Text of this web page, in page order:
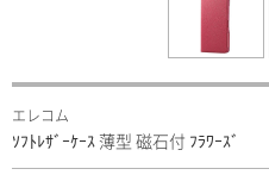
エレコム
ｿﾌﾄﾚｻﾞｰｹｰｽ 薄型 磁石付 ﾌﾗﾜｰｽﾞ